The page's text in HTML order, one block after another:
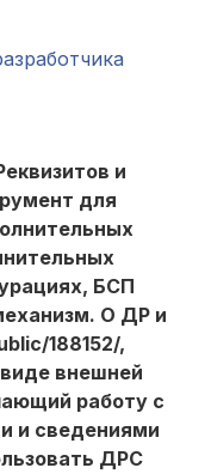
и
для
БСП
О ДР и
188152/,
внешней
работу с
и сведениями
ДРС